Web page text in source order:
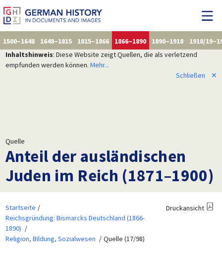
1500–1648 1648–1815 1815–1866 1866–1890 1890–1918
1918/
Inhaltshinweis: Diese Website zeigt Quellen, die als verletzend
empfunden werden können. Mehr...
Schließen
✕
Quelle
Anteil der ausländischen
Juden im Reich (1871–1900)
Startseite
Reichsgründung: Bismarcks Deutschland (1866-
1890)
Religion, Bildung, Sozialwesen
Quelle (17/98)
Druckansicht